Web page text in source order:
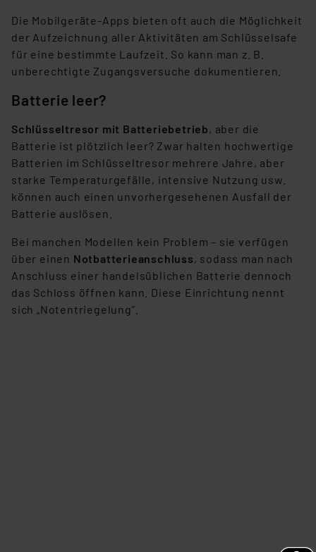
Die Mobilgeräte-Apps bieten oft auch die Möglichkeit
der Aufzeichnung aller Aktivitäten am Schlüsselsafe
für eine bestimmte Laufzeit. So kann man z. B.
unberechtigte Zugangsversuche dokumentieren.
Batterie leer?
Schlüsseltresor mit Batteriebetrieb, aber die
Batterie ist plötzlich leer? Zwar halten hochwertige
Batterien im Schlüsseltresor mehrere Jahre, aber
starke Temperaturgefälle, intensive Nutzung usw.
können auch einen unvorhergesehenen Ausfall der
Batterie auslösen.
Bei manchen Modellen kein Problem – sie verfügen
über einen Notbatterieanschluss, sodass man nach
Anschluss einer handelsüblichen Batterie dennoch
das Schloss öffnen kann. Diese Einrichtung nennt
sich „Notentriegelung”.